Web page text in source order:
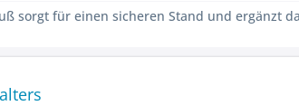
sorgt für einen sicheren Stand und ergänzt